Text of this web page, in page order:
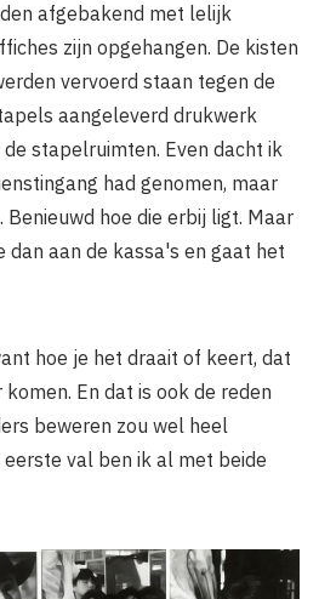
afgebakend met lelijk
zijn opgehangen. De kisten
vervoerd staan tegen de
aangeleverd drukwerk
stapelruimten. Even dacht ik
had genomen, maar
hoe die erbij ligt. Maar
dan aan de kassa's en gaat het
hoe je het draait of keert, dat
En dat is ook de reden
beweren zou wel heel
eerste val ben ik al met beide